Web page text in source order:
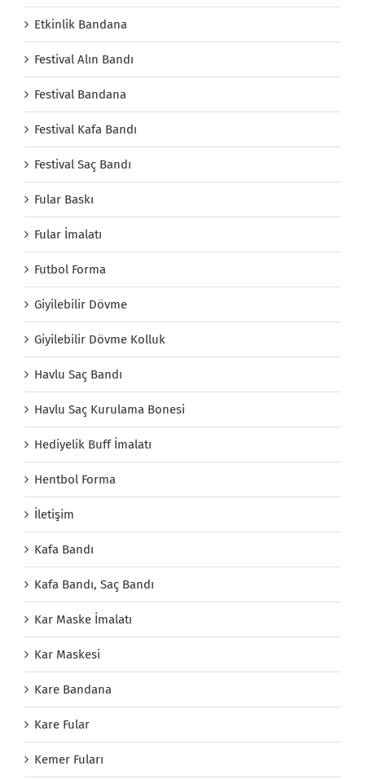
Etkinlik Bandana
Festival Alın Bandı
Festival Bandana
Festival Kafa Bandı
Festival Saç Bandı
Fular Baskı
Fular İmalatı
Futbol Forma
Giyilebilir Dövme
Giyilebilir Dövme Kolluk
Havlu Saç Bandı
Havlu Saç Kurulama Bonesi
Hediyelik Buff İmalatı
Hentbol Forma
İletişim
Kafa Bandı
Kafa Bandı, Saç Bandı
Kar Maske İmalatı
Kar Maskesi
Kare Bandana
Kare Fular
Kemer Fuları